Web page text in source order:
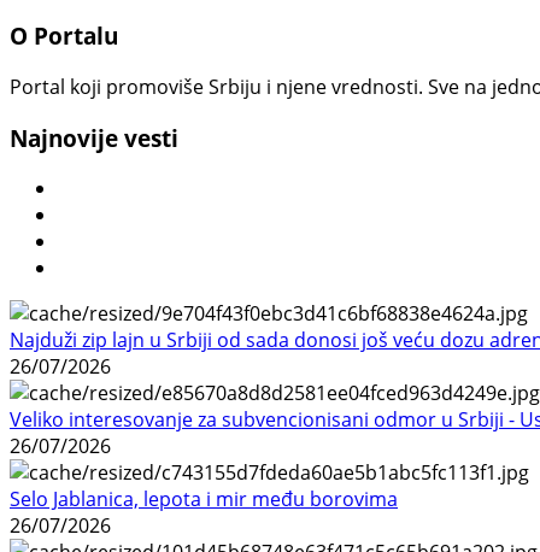
O Portalu
Portal koji promoviše Srbiju i njene vrednosti. Sve na
Najnovije vesti
Najduži zip lajn u Srbiji od sada donosi još veću dozu
26/07/2026
Veliko interesovanje za subvencionisani odmor u Srbiji -
26/07/2026
Selo Jablanica, lepota i mir među borovima
26/07/2026